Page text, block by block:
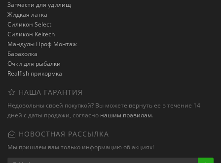
Запчасти для удилищ
Жидкая латка
Силикон Select
Силикон Keitech
Мандулы Проф Монтаж
Барахолка
Очки для рыбалки
Realfish прикормка
НАША ГАРАНТИЯ
Недовольны своей покупкой? Вы можете вернуть ее в течение 14
дней с даты продажи, согласно нашим правилам.
НОВОСТНАЯ РАССЫЛКА
Мы пришлем вам только информацию об акциях!